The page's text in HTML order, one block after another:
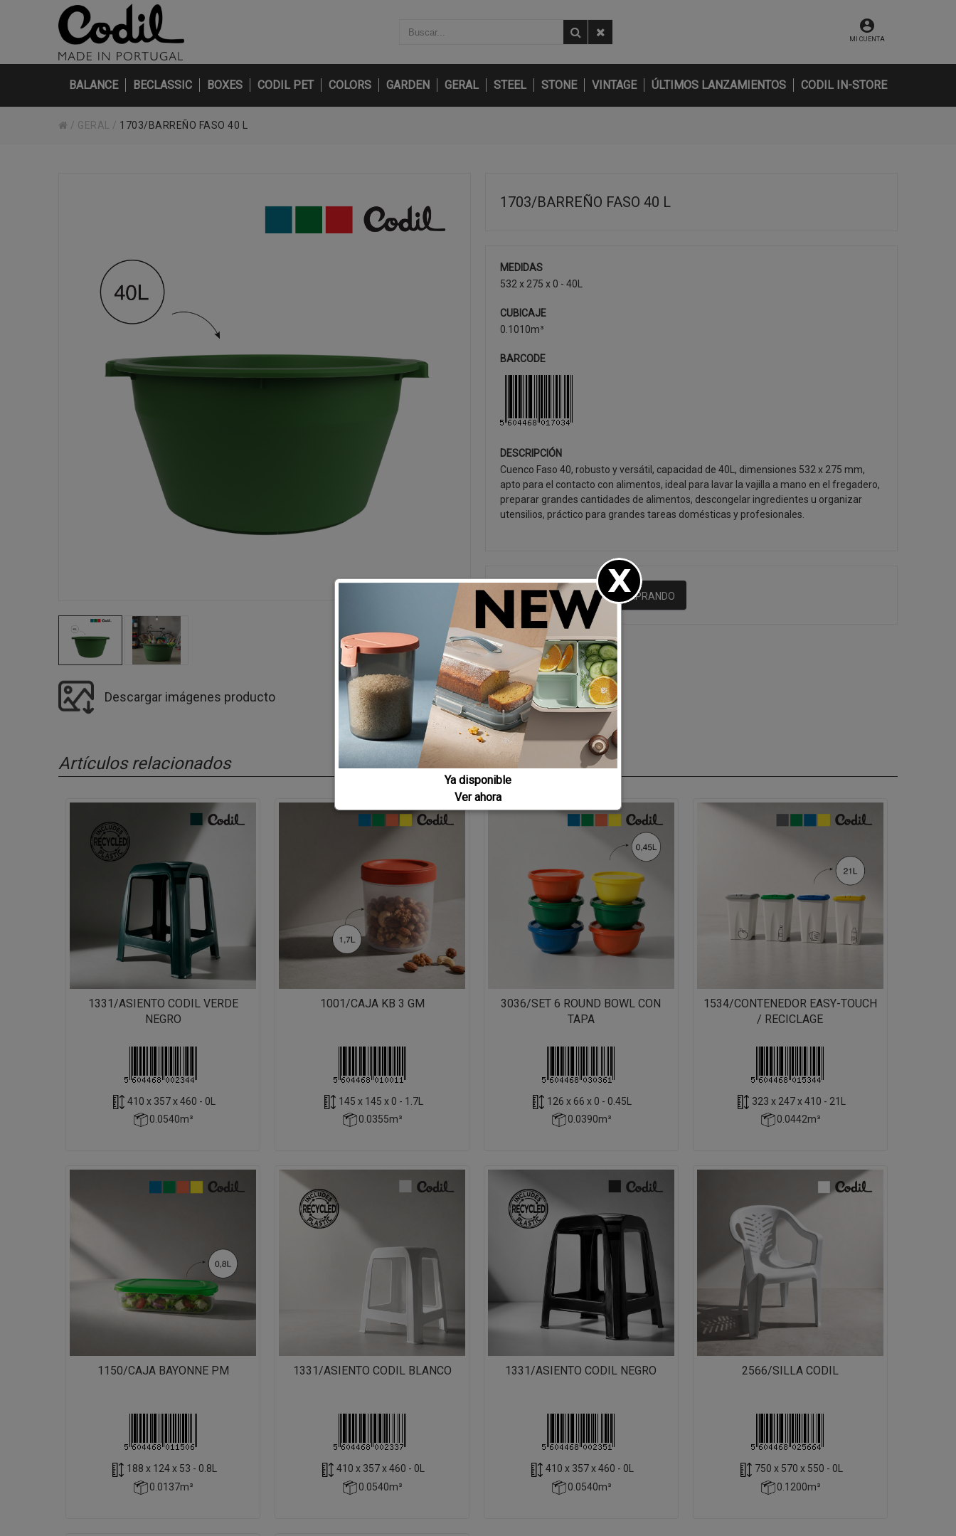
MI CUENTA
BALANCE BECLASSIC BOXES CODIL PET COLORS GARDEN GERAL STEEL STONE VINTAGE ÚLTIMOS LANZAMIENTOS CODIL IN-STORE
/ GERAL / 1703/BARREÑO FASO 40 L
Descargar imágenes producto
1703/BARREÑO FASO 40 L
MEDIDAS
532 x 275 x 0 - 40L
CUBICAJE
0.1010m³
BARCODE
DESCRIPCIÓN
Cuenco Faso 40, robusto y versátil, capacidad de 40L, dimensiones 532 x 275 mm,
apto para el contacto con alimentos, ideal para lavar la vajilla a mano en el fregadero,
preparar grandes cantidades de alimentos, descongelar ingredientes u organizar
utensilios, práctico para grandes tareas domésticas y profesionales.
SEGUIR COMPRANDO
Artículos relacionados
1331/ASIENTO CODIL VERDE
NEGRO
410 x 357 x 460 - 0L
0.0540m³
1001/CAJA KB 3 GM
145 x 145 x 0 - 1.7L
0.0355m³
3036/SET 6 ROUND BOWL CON
TAPA
126 x 66 x 0 - 0.45L
0.0390m³
1534/CONTENEDOR EASY-TOUCH
/ RECICLAGE
323 x 247 x 410 - 21L
0.0442m³
1150/CAJA BAYONNE PM
188 x 124 x 53 - 0.8L
0.0137m³
1331/ASIENTO CODIL BLANCO
410 x 357 x 460 - 0L
0.0540m³
1331/ASIENTO CODIL NEGRO
410 x 357 x 460 - 0L
0.0540m³
2566/SILLA CODIL
750 x 570 x 550 - 0L
0.1200m³
Ya disponible
Ver ahora